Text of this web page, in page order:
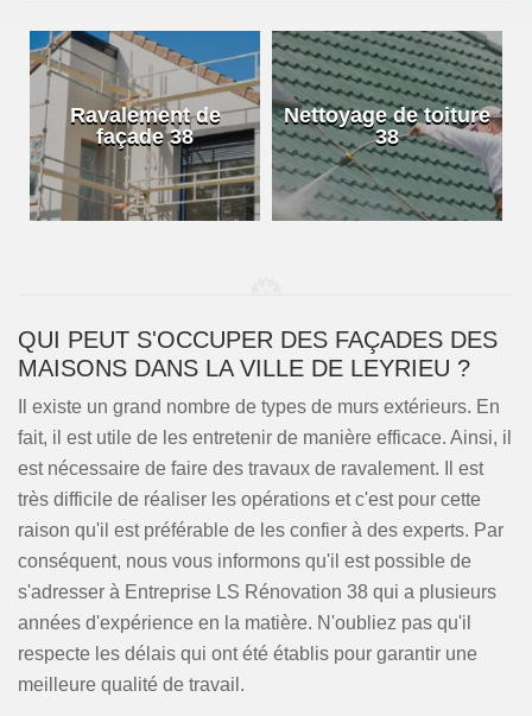
Ravalement de
façade 38
Nettoyage de toiture
38
QUI PEUT S'OCCUPER DES FAÇADES DES
MAISONS DANS LA VILLE DE LEYRIEU ?
Il existe un grand nombre de types de murs extérieurs. En
fait, il est utile de les entretenir de manière efficace. Ainsi, il
est nécessaire de faire des travaux de ravalement. Il est
très difficile de réaliser les opérations et c'est pour cette
raison qu'il est préférable de les confier à des experts. Par
conséquent, nous vous informons qu'il est possible de
s'adresser à Entreprise LS Rénovation 38 qui a plusieurs
années d'expérience en la matière. N'oubliez pas qu'il
respecte les délais qui ont été établis pour garantir une
meilleure qualité de travail.